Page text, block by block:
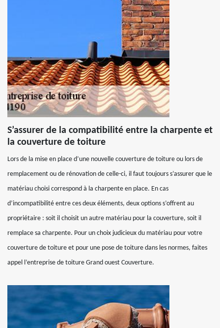
S’assurer de la compatibilité entre la charpente et
la couverture de toiture
Lors de la mise en place d’une nouvelle couverture de toiture ou lors de
remplacement ou de rénovation de celle-ci, il faut toujours s’assurer que le
matériau choisi correspond à la charpente en place. En cas
d’incompatibilité entre ces deux éléments, deux options s’offrent au
propriétaire : soit il choisit un autre matériau pour la couverture, soit il
remplace sa charpente. Pour un choix judicieux du matériau pour votre
couverture de toiture et pour une pose de toiture dans les normes, faites
appel l’entreprise de toiture Grand ouest Couverture.